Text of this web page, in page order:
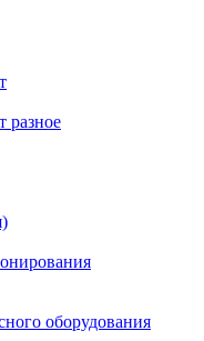
разное
оборудования